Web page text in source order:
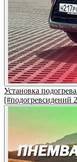
Установка
[#подогревсидений